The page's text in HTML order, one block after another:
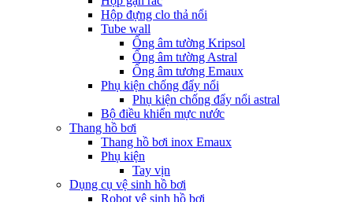
Hộp đựng clo thả nổi
Tube wall
Ống âm tường Kripsol
Ống âm tường Astral
Ống âm tương Emaux
Phụ kiện chống đẩy nổi
Phụ kiện chống đẩy nổi astral
Bộ điều khiển mực nước
Thang hồ bơi
Thang hồ bơi inox Emaux
Phụ kiện
Tay vịn
Dụng cụ vệ sinh hồ bơi
Robot vệ sinh hồ bơi